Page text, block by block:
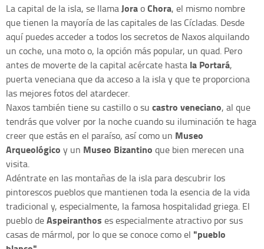
La capital de la isla, se llama JoraoChora, el mismo nombre
que tienen la mayoría de las capitales de las Cícladas. Desde
aquí puedes acceder a todos los secretos de Naxos alquilando
un coche, una moto o, la opción más popular, un quad. Pero
antes de moverte de la capital acércate hasta la Portará,
puerta veneciana que da acceso a la isla y que te proporciona
las mejores fotos del atardecer.
Naxos también tiene su castillo o su castro veneciano, al que
tendrás que volver por la noche cuando su iluminación te haga
creer que estás en el paraíso, así como un Museo
Arqueológico y un Museo Bizantino que bien merecen una
visita.
Adéntrate en las montañas de la isla para descubrir los
pintorescos pueblos que mantienen toda la esencia de la vida
tradicional y, especialmente, la famosa hospitalidad griega. El
pueblo deAspeiranthos es especialmente atractivo por sus
casas de mármol, por lo que se conoce como el "pueblo